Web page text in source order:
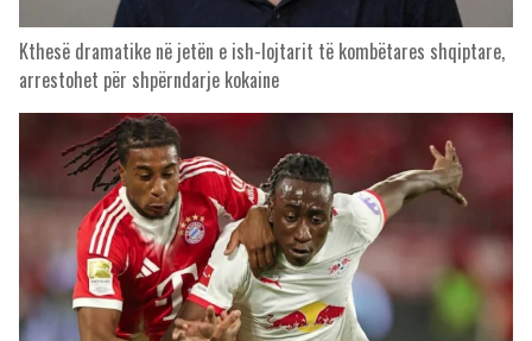
Kthesë dramatike në jetën e ish-lojtarit të kombëtares shqiptare,
arrestohet për shpërndarje kokaine